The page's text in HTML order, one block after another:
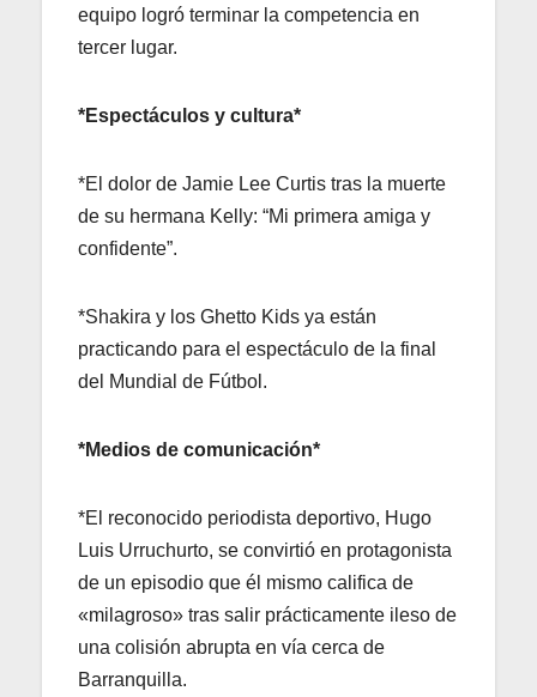
equipo logró terminar la competencia en
tercer lugar.
*Espectáculos y cultura*
*El dolor de Jamie Lee Curtis tras la muerte
de su hermana Kelly: “Mi primera amiga y
confidente”.
*Shakira y los Ghetto Kids ya están
practicando para el espectáculo de la final
del Mundial de Fútbol.
*Medios de comunicación*
*El reconocido periodista deportivo, Hugo
Luis Urruchurto, se convirtió en protagonista
de un episodio que él mismo califica de
«milagroso» tras salir prácticamente ileso de
una colisión abrupta en vía cerca de
Barranquilla.